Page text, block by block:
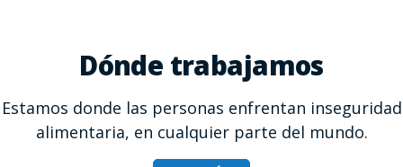
Dónde trabajamos
Estamos donde las personas enfrentan inseguridad
alimentaria, en cualquier parte del mundo.